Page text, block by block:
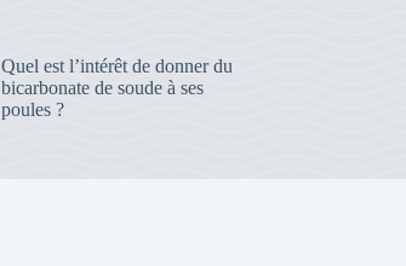
Quel est l’intérêt de donner du
bicarbonate de soude à ses
poules ?